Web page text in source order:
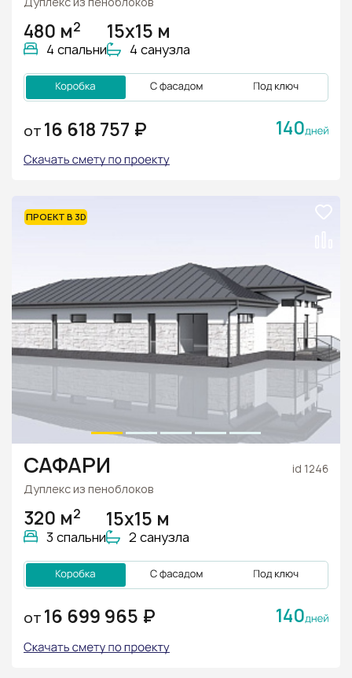
480 м2
4 спальни
15х15 м
4 санузла
ОТ 16 618 757 ₽ 140
САФАРИ id 1246
Дуплекс из пеноблоков
320 м2
3 спальни
15х15 м
2 санузла
ОТ 16 699 965 ₽ 140
ПРОЕКТ В 3D